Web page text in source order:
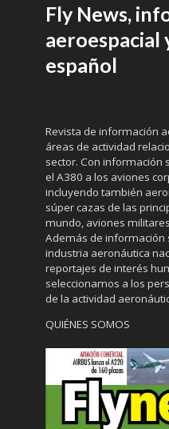
Fly News,
aeroespacial
español
Revista de información
áreas de actividad
sector. Con información
el A380 a los aviones
incluyendo también
súper cazas de las
mundo, aviones
Además de información
industria aeronáutica
reportajes de interés
seleccionamos a los
de la actividad
QUIÉNES SOMOS